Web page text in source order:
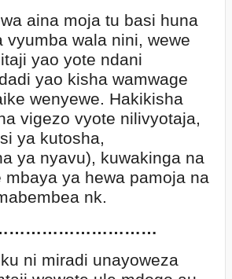
aina moja tu basi huna
vyumba wala nini, wewe
yao yote ndani
yao kisha wamwage
wenyewe. Hakikisha
vigezo vyote nilivyotaja,
ya kutosha,
ya nyavu), kuwakinga na
mbaya ya hewa pamoja na
nk.
ni miradi unayoweza